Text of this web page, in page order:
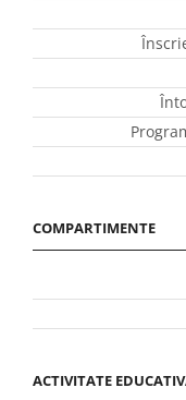
COMPARTIMENTE
ACTIVITATE